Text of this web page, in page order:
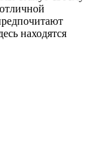
находятся